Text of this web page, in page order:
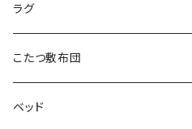
ラグ
こたつ敷布団
ベッド